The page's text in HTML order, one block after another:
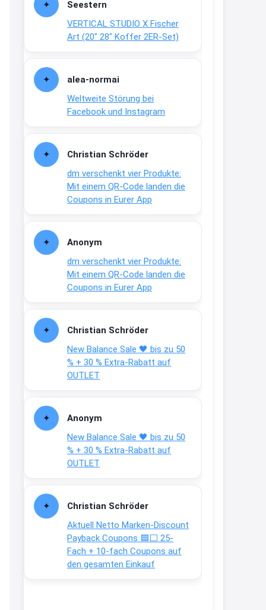
Seestern
VERTICAL STUDIO X Fischer
Art (20″ 28″ Koffer 2ER-Set)
alea-normai
Weltweite Störung bei
Facebook und Instagram
Christian Schröder
dm verschenkt vier Produkte:
Mit einem QR-Code landen die
Coupons in Eurer App
Anonym
dm verschenkt vier Produkte:
Mit einem QR-Code landen die
Coupons in Eurer App
Christian Schröder
New Balance Sale 🖤 bis zu 50
% + 30 % Extra-Rabatt auf
OUTLET
Anonym
New Balance Sale 🖤 bis zu 50
% + 30 % Extra-Rabatt auf
OUTLET
Christian Schröder
Aktuell Netto Marken-Discount
Payback Coupons 🟦⬜ 25-
Fach + 10-fach Coupons auf
den gesamten Einkauf
An 01.08. / Sensodyne Rabatt 3€
/ max. 15.000www.erlebe-
↩
www.meineapotheke.de/
2:19
↩
Joachim
www.linda.de/vorteile/coupons/...
2:21
↩
Gratis Hitzewarn-Aufkleber /
verfärbt sich ab 28 Grad /siehe
Text weiter unten
shop.bioeg.de/aufkleber-
achtun...
↩
Joachim
Gratis personalisierte 7-Tage
Ration Micronährstoffe/ Vitamine
↩
Joachim